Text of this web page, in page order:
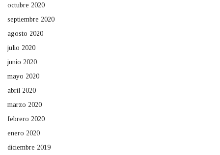
octubre 2020
septiembre 2020
agosto 2020
julio 2020
junio 2020
mayo 2020
abril 2020
marzo 2020
febrero 2020
enero 2020
diciembre 2019